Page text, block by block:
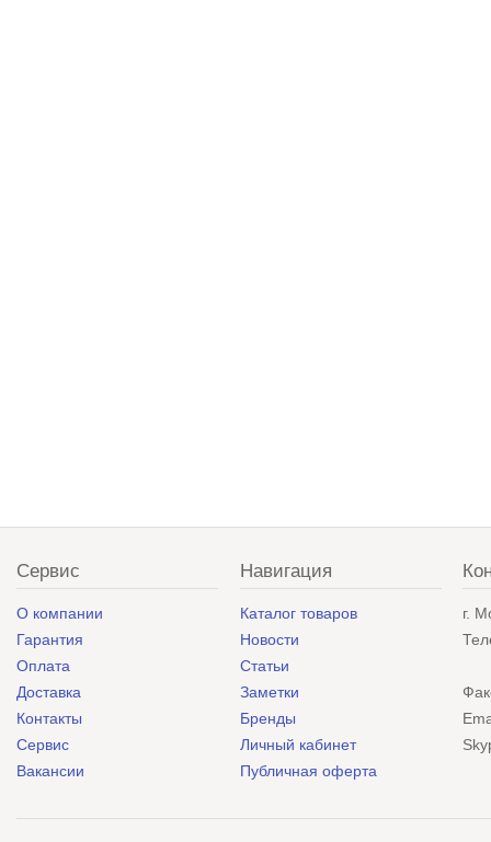
Сервис
О компании
Гарантия
Оплата
Доставка
Контакты
Сервис
Вакансии
Навигация
Каталог товаров
Новости
Статьи
Заметки
Бренды
Личный кабинет
Публичная оферта
г.